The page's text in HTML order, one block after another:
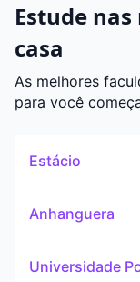
Estude
casa
As melhores
para você
Estácio
Anhanguera
Universidade